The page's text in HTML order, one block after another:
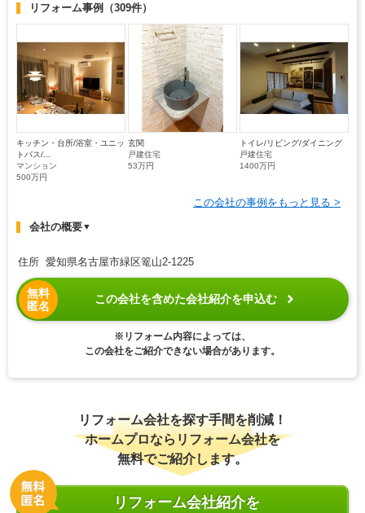
リフォーム事例 （309件）
キッチン・台所/浴室・ユニッ
トバス/...
マンション
500万円
玄関
戸建住宅
53万円
トイレ/リビング/ダイニング
戸建住宅
1400万円
この会社の事例をもっと見る >
会社の概要▼
住所 愛知県名古屋市緑区篭山2-1225
無料
匿名
この会社を含めた会社紹介を申込む
※リフォーム内容によっては、
この会社をご紹介できない場合があります。
リフォーム会社を探す手間を削減！
ホームプロならリフォーム会社を
無料でご紹介します。
リフォーム会社紹介を